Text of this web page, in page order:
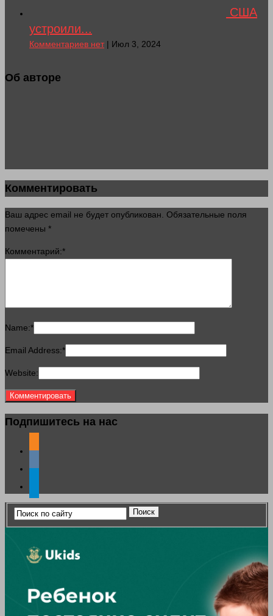
США
устроили...
Комментариев нет| Июл 3, 2024
Об авторе
Комментировать
Ваш адрес email не будет опубликован. Обязательные поля
помечены *
Комментарий:*
Name:*
Email Address:*
Website:
Подпишитесь на нас